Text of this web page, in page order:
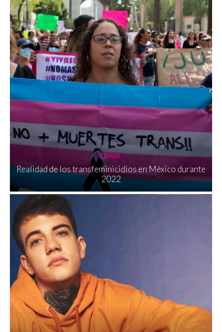
TRANS
Realidad de los transfeminicidios en México durante
2022